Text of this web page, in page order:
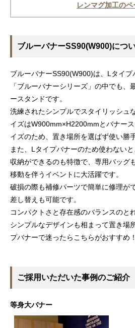
レンマグ加工のペ
ブルーバナーSS90(W900)につ
ブルーバナーSS90(W900)は、Lタイ
「ブルーバナーシリーズ」の中でも、
ースタンドです。
洗練されたシンプルでスタイリッシュ
イズはW900mm×H2200mmとバナー
イズのため、置き場所を選ばず使い勝
また、Lタイプバナーのため使わない
収納ができるのも特徴で、専用バッグ
移動を伴うイベントに大活躍です。
破損の際も補修パーツで簡単に修理が
差し替えも可能です。
コンパクトさと存在感のバランスのと
シンプルなデザインも相まって置き場
プバナーで迷ったらこちらがおすすめ！
ご採用いただいた事例のご紹介
等身大バナー